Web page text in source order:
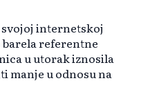
svojoj internetskoj
referentne
u utorak iznosila
manje u odnosu na